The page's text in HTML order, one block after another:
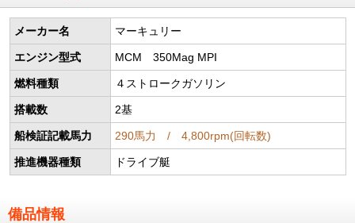
メーカー名 マーキュリー
エンジン型式 MCM 350Mag MPI
燃料種類 ４ストロークガソリン
搭載数 2基
船検証記載馬力 290馬力 / 4,800rpm(回転数)
推進機器種類 ドライブ艇
備品情報